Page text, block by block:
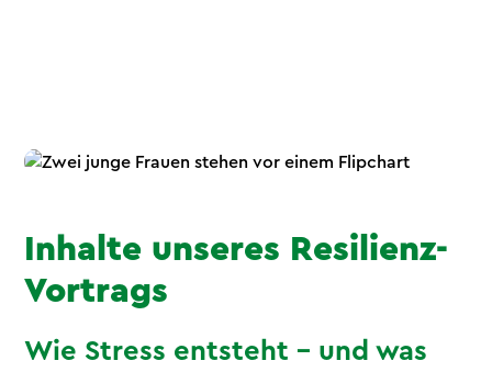
Inhalte unseres Resilienz-
Vortrags
Wie Stress entsteht – und was